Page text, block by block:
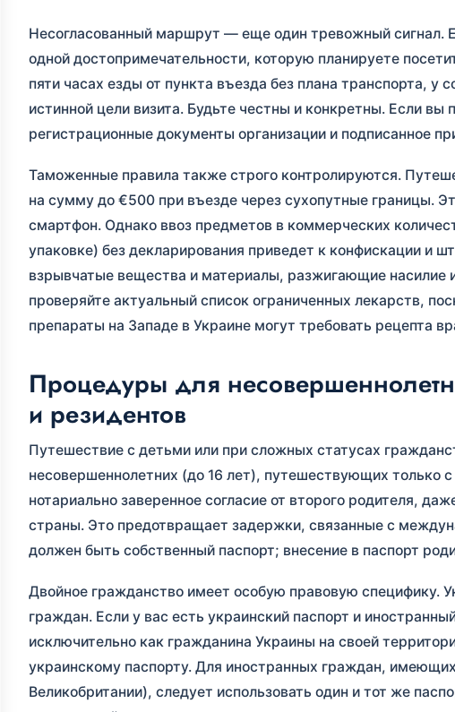
Несогласованный маршрут — еще один тревожный сигнал.
одной достопримечательности, которую планируете
пяти часах езды от пункта въезда без плана транспорта, у
истинной цели визита. Будьте честны и конкретны. Если
регистрационные документы организации и подписанное
Таможенные правила также строго контролируются.
на сумму до €500 при въезде через сухопутные границы.
смартфон. Однако ввоз предметов в коммерческих
упаковке) без декларирования приведет к конфискации и
взрывчатые вещества и материалы, разжигающие насилие
проверяйте актуальный список ограниченных лекарств,
препараты на Западе в Украине могут требовать рецепта
Процедуры для
и резидентов
Путешествие с детьми или при сложных статусах
несовершеннолетних (до 16 лет), путешествующих только
нотариально заверенное согласие от второго родителя,
страны. Это предотвращает задержки, связанные с
должен быть собственный паспорт; внесение в паспорт
Двойное гражданство имеет особую правовую специфику.
граждан. Если у вас есть украинский паспорт и
исключительно как гражданина Украины на своей
украинскому паспорту. Для иностранных граждан,
Великобритании), следует использовать один и тот же